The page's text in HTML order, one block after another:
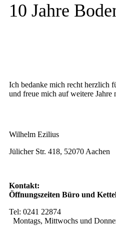
10 Jahre
Ich bedanke mich recht herzlich
und freue mich auf weitere Jahre
Wilhelm Ezilius
Jülicher Str. 418, 52070 Aachen
Öffnungszeiten Büro und
Tel:
Montags, Mittwochs und